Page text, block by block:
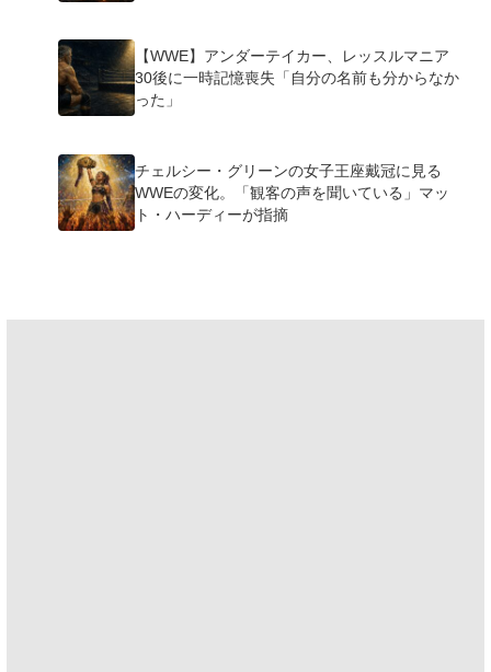
【WWE】アンダーテイカー、レッスルマニア
30後に一時記憶喪失「自分の名前も分からなか
った」
チェルシー・グリーンの女子王座戴冠に見る
WWEの変化。「観客の声を聞いている」マッ
ト・ハーディーが指摘